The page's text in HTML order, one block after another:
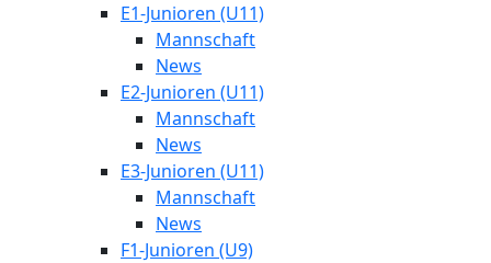
E1-Junioren (U11)
Mannschaft
News
E2-Junioren (U11)
Mannschaft
News
E3-Junioren (U11)
Mannschaft
News
F1-Junioren (U9)